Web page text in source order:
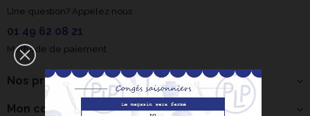
Une question? Appelez nous
01 49 62 08 21
Méthode de paiement
Nos produits
Mon compte